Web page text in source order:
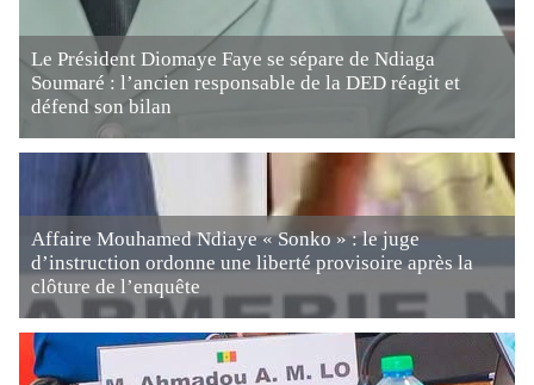
Le Président Diomaye Faye se sépare de Ndiaga
Soumaré : l’ancien responsable de la DED réagit et
défend son bilan
Affaire Mouhamed Ndiaye « Sonko » : le juge
d’instruction ordonne une liberté provisoire après la
clôture de l’enquête